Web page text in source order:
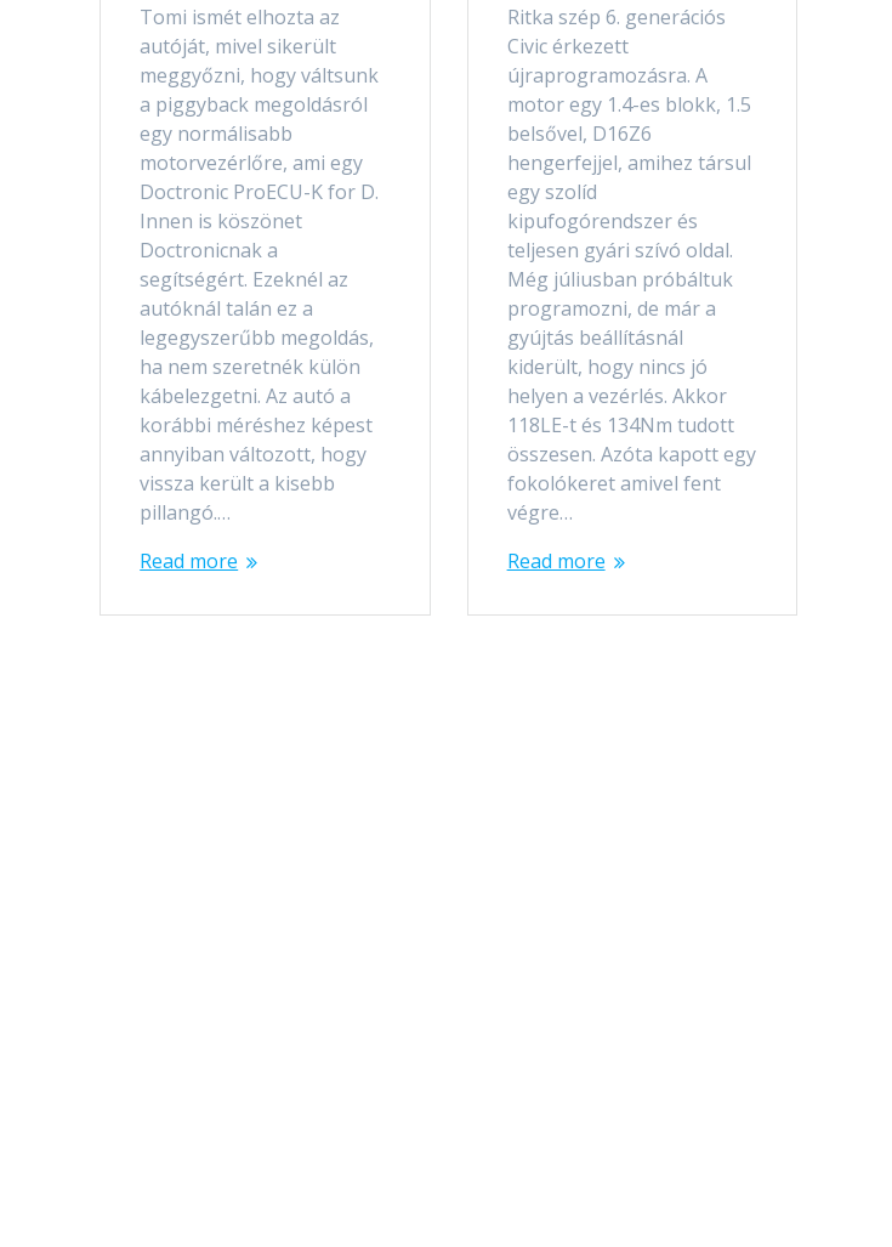
Tomi ismét elhozta az
autóját, mivel sikerült
meggyőzni, hogy váltsunk
a piggyback megoldásról
egy normálisabb
motorvezérlőre, ami egy
Doctronic ProECU-K for D.
Innen is köszönet
Doctronicnak a
segítségért. Ezeknél az
autóknál talán ez a
legegyszerűbb megoldás,
ha nem szeretnék külön
kábelezgetni. Az autó a
korábbi méréshez képest
annyiban változott, hogy
vissza került a kisebb
pillangó.…
Read more
Ritka szép 6. generációs
Civic érkezett
újraprogramozásra. A
motor egy 1.4-es blokk, 1.5
belsővel, D16Z6
hengerfejjel, amihez társul
egy szolíd
kipufogórendszer és
teljesen gyári szívó oldal.
Még júliusban próbáltuk
programozni, de már a
gyújtás beállításnál
kiderült, hogy nincs jó
helyen a vezérlés. Akkor
118LE-t és 134Nm tudott
összesen. Azóta kapott egy
fokolókeret amivel fent
végre…
Read more